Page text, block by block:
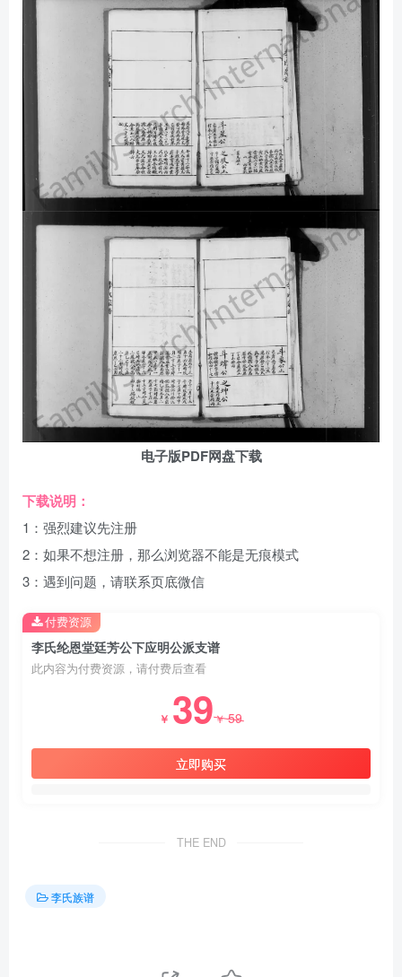
电子版PDF网盘下载
下载说明：
1：强烈建议先注册
2：如果不想注册，那么浏览器不能是无痕模式
3：遇到问题，请联系页底微信
李氏纶恩堂廷芳公下应明公派支谱
此内容为付费资源，请付费后查看
￥ 39￥59
立即购买
付费资源
THE END
李氏族谱